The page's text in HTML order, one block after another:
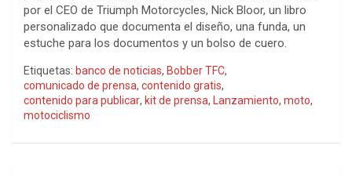
por el CEO de Triumph Motorcycles, Nick Bloor, un libro
personalizado que documenta el diseño, una funda, un
estuche para los documentos y un bolso de cuero.
Etiquetas: banco de noticias, Bobber TFC,
comunicado de prensa, contenido gratis,
contenido para publicar, kit de prensa, Lanzamiento, moto,
motociclismo